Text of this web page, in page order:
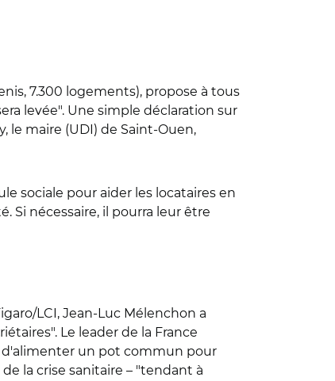
7.300 logements), propose à tous
levée". Une simple déclaration sur
le maire (UDI) de Saint-Ouen,
sociale pour aider les locataires en
Si nécessaire, il pourra leur être
LCI, Jean-Luc Mélenchon a
Le leader de la France
un pot commun pour
la crise sanitaire – "tendant à